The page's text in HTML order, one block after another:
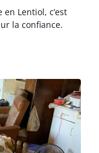
Lentiol, c’est
la confiance.